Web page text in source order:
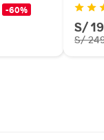
-60%
S/
S/